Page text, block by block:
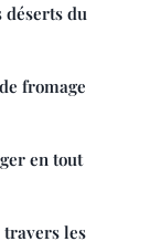
du
fromage
en tout
les